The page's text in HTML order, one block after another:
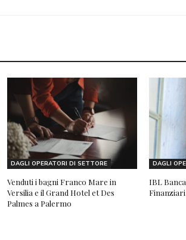
DAGLI OPERATORI DI SETTORE
Venduti i bagni Franco Mare in
Versilia e il Grand Hotel et Des
Palmes a Palermo
DAGLI
IBL
Finanziari